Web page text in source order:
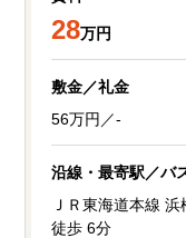
28万円
敷金／礼金
56万円／-
沿線・最寄駅／バ
ＪＲ東海道本線
徒歩 6分